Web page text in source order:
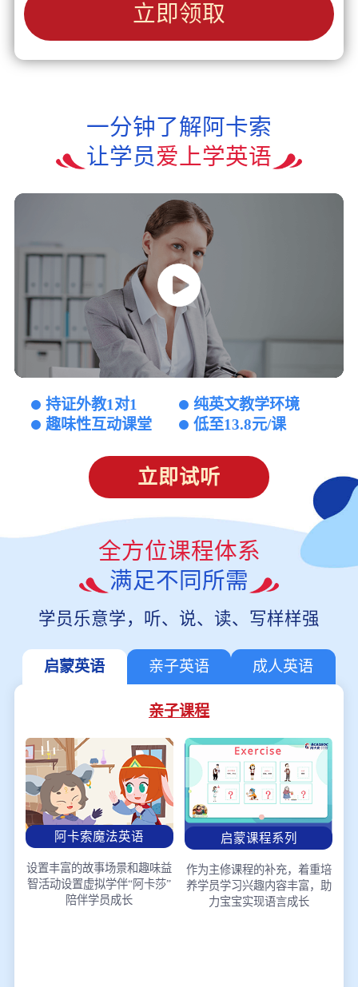
立即领取
一分钟了解阿卡索
让学员爱上学英语
持证外教1对1
纯英文教学环境
趣味性互动课堂
低至13.8元/课
立即试听
全方位课程体系
满足不同所需
学员乐意学，听、说、读、写样样强
启蒙英语 亲子英语 成人英语
亲子课程
阿卡索魔法英语
设置丰富的故事场景和趣味益
智活动设置虚拟学伴“阿卡莎”
陪伴学员成长
启蒙课程系列
作为主修课程的补充，着重培
养学员学习兴趣内容丰富，助
力宝宝实现语言成长